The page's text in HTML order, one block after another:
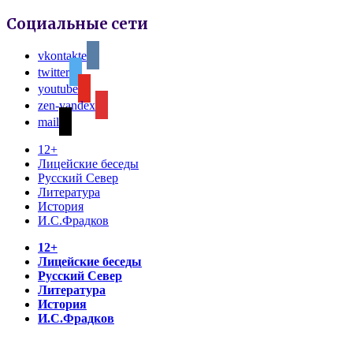
Социальные сети
vkontakte
twitter
youtube
zen-yandex
mail
12+
Лицейские беседы
Русский Север
Литература
История
И.С.Фрадков
12+
Лицейские беседы
Русский Север
Литература
История
И.С.Фрадков